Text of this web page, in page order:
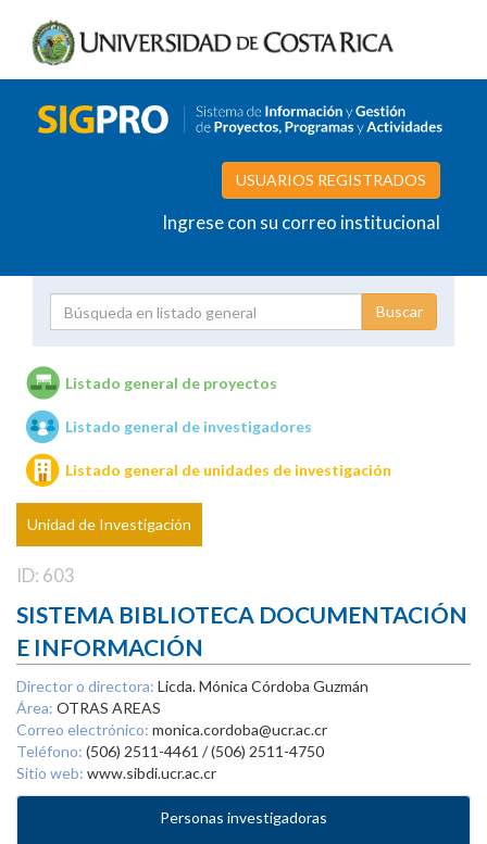
USUARIOS REGISTRADOS
Ingrese con su correo institucional
Unidades de investigación
Listado general de proyectos
Listado general de investigadores
Listado general de unidades de investigación
Unidad de Investigación
ID: 603
SISTEMA BIBLIOTECA DOCUMENTACIÓN
E INFORMACIÓN
Director o directora: Licda. Mónica Córdoba Guzmán
Área: OTRAS AREAS
Correo electrónico: monica.cordoba@ucr.ac.cr
Teléfono: (506) 2511-4461 / (506) 2511-4750
Sitio web: www.sibdi.ucr.ac.cr
Personas investigadoras